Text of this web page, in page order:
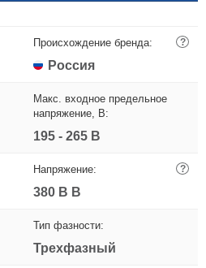
Происхождение бренда: ?
Россия
Макс. входное предельное
напряжение, В:
195 - 265 В
Напряжение: ?
380 В В
Тип фазности:
Трехфазный